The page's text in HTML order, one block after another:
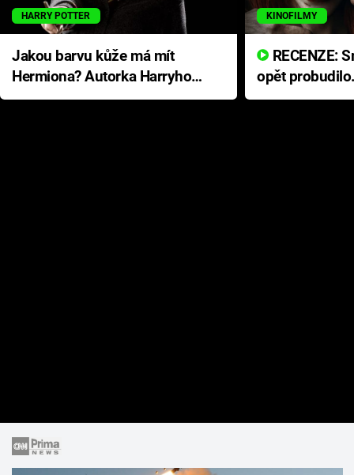
HARRY POTTER
Jakou barvu kůže má mít
Hermiona? Autorka Harryho
Pottera přišla s ráznou
KINOFILMY
opět
přichází s